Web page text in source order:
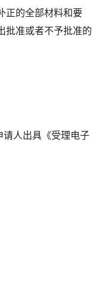
正的全部材料和要
批准或者不予批准的
请人出具《受理电子